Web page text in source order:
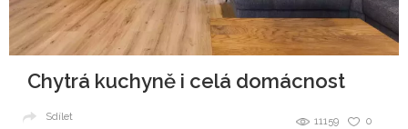
Chytrá kuchyně i celá domácnost
0
11159
Sdílet